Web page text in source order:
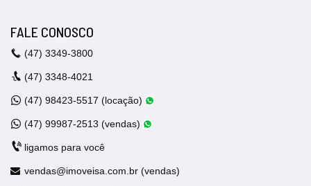
FALE CONOSCO
(47) 3349-3800
(47) 3348-4021
(47) 98423-5517 (locação)
(47) 99987-2513 (vendas)
ligamos para você
vendas@imoveisa.com.br (vendas)